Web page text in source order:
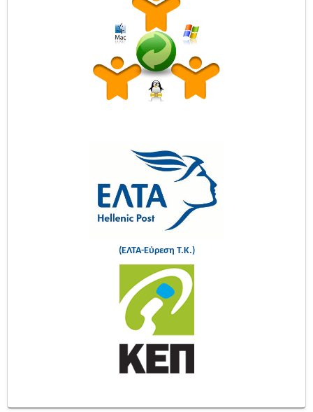
(ΕΛΤΑ-Εύρεση Τ.Κ.)